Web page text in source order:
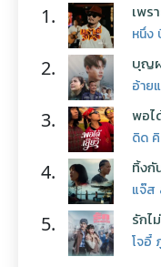
1. เพร
หนึ่ง
2. บุญ
อ้าย
3. พอไ
ดิด
4. ทิ้งกั
แจ๊ส
5. รักไ
โจอี้